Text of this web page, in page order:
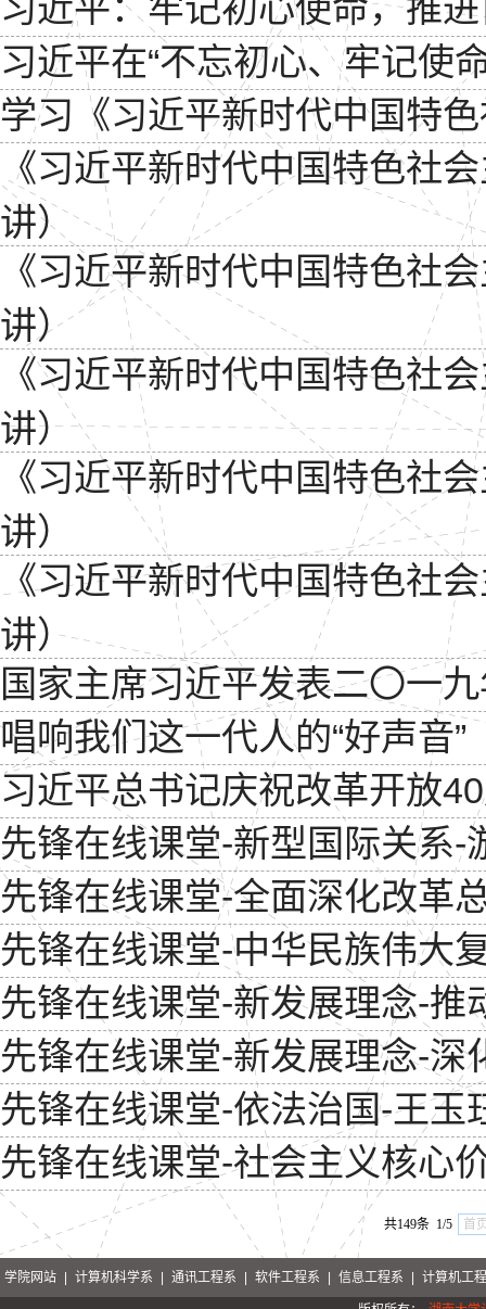
习近平：牢记初心使命，推
习近平在“不忘初心、牢记使
学习《习近平新时代中国特
《习近平新时代中国特色社
讲）
《习近平新时代中国特色社
讲）
《习近平新时代中国特色社
讲）
《习近平新时代中国特色社
讲）
《习近平新时代中国特色社
讲）
国家主席习近平发表二〇一
唱响我们这一代人的“好声音”
习近平总书记庆祝改革开放
先锋在线课堂-新型国际关系-
先锋在线课堂-全面深化改革
先锋在线课堂-中华民族伟大
先锋在线课堂-新发展理念-
先锋在线课堂-新发展理念-深
先锋在线课堂-依法治国-王玉
先锋在线课堂-社会主义核心
共149条 1/5 首
学院网站 计算机科学系 通讯工程系 软件工程系 信息工程系 计算机工